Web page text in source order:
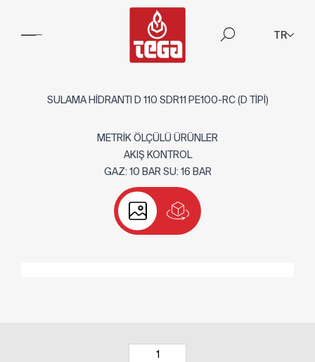
TR
SULAMA HİDRANTI D 110 SDR11 PE100-RC (D TİPİ)
METRİK ÖLÇÜLÜ ÜRÜNLER
AKIŞ KONTROL
GAZ: 10 BAR SU: 16 BAR